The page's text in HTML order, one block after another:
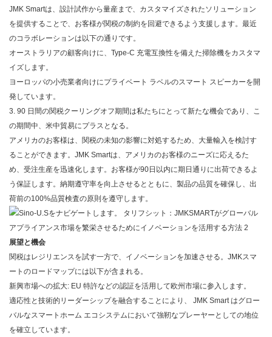
JMK Smartは、 設計試作から量産まで、カスタマイズされたソリューション
を提供することで、お客様が関税の制約を回避できるよう支援します。最近
のコラボレーションは以下の通りです。
オーストラリアの顧客向けに、Type-C 充電互換性を備えた掃除機をカスタマ
イズします。
ヨーロッパの小売業者向けにプライベート ラベルのスマート スピーカーを開
発しています。
3. 90 日間の関税クーリングオフ期間は私たちにとって新たな機会であり、こ
の期間中、米中貿易にプラスとなる。
アメリカのお客様は、関税の未知の影響に対処するため、大量輸入を検討す
ることができます。JMK Smartは、アメリカのお客様のニーズに応えるた
め、受注生産を迅速化します。お客様が90日以内に期日通りに出荷できるよ
う保証します。納期遵守率を向上させるとともに、製品の品質を確保し、出
荷前の100%品質検査の原則を遵守します。
展望と機会
関税はレジリエンスを試す一方で、イノベーションを加速させる。JMKスマ
ート のロードマップには以下が含まれる。
新興市場への拡大: EU 特許などの認証を活用して欧州市場に参入します。
適応性と技術的リーダーシップを融合することにより、 JMK Smart はグロー
バルなスマートホーム エコシステムにおいて強靭なプレーヤーとしての地位
を確立しています。